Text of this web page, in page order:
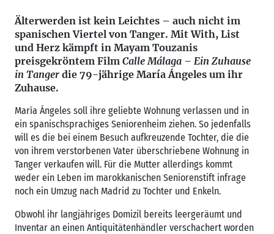
Älterwerden ist kein Leichtes – auch nicht im
spanischen Viertel von Tanger. Mit With, List
und Herz kämpft in Mayam Touzanis
preisgekröntem Film Calle Málaga – Ein Zuhause
in Tanger die 79-jährige María Ángeles um ihr
Zuhause.
María Ángeles soll ihre geliebte Wohnung verlassen und in
ein spanischsprachiges Seniorenheim ziehen. So jedenfalls
will es die bei einem Besuch aufkreuzende Tochter, die die
von ihrem verstorbenen Vater überschriebene Wohnung in
Tanger verkaufen will. Für die Mutter allerdings kommt
weder ein Leben im marokkanischen Seniorenstift infrage
noch ein Umzug nach Madrid zu Tochter und Enkeln.
Obwohl ihr langjähriges Domizil bereits leergeräumt und
Inventar an einen Antiquitätenhändler verschachert worden